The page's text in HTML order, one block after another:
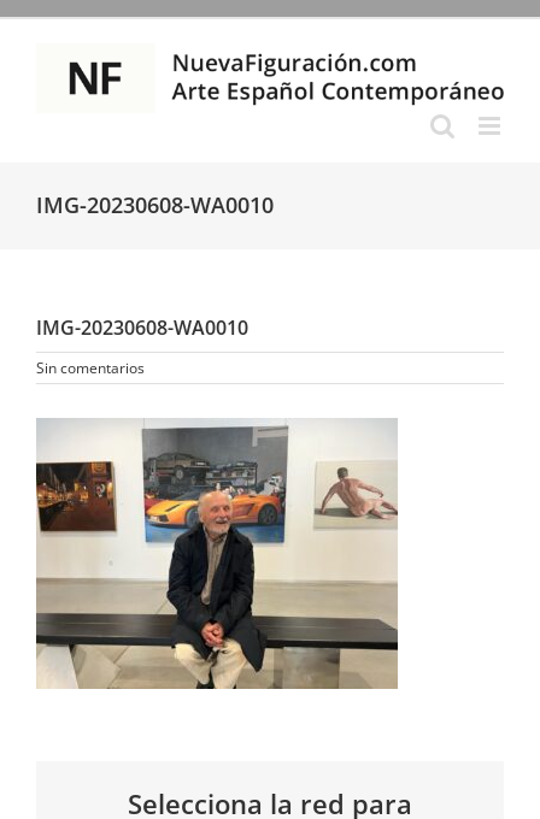
Saltar
contenido
IMG-20230608-WA0010
IMG-20230608-WA0010
Sin comentarios
Selecciona la red para